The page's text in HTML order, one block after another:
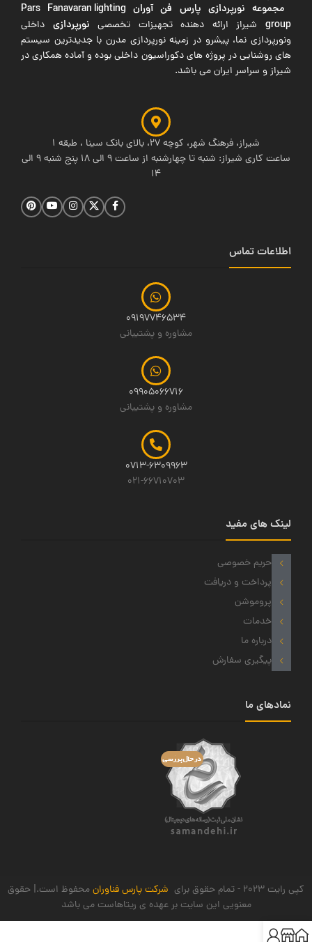
مجموعه نورپردازی پارس فن آوران Pars Fanavaran lighting
groupشیراز ارائه دهنده تجهیزات تخصصی نورپردازی داخلی
ونورپردازی نما، پیشرو در زمینه نورپردازی مدرن با جدیدترین سیستم
های روشنایی در پروژه های دکوراسیون داخلی بوده و آماده همکاری در
شیراز و سراسر ایران می باشد.
شیراز، فرهنگ شهر، کوچه 27، بالای بانک سینا ، طبقه 1
ساعت کاری شیراز: شنبه تا چهارشنبه از ساعت 9 الی 18 پنج شنبه 9 الی
14
اطلاعات تماس
09197746534
مشاوره و پشتیبانی
09905066716
مشاوره و پشتیبانی
0713-6309963
021-66710703
لینک های مفید
حریم خصوصی
پرداخت و دریافت
پروموشن
خدمات
درباره ما
پیگیری سفارش
نمادهای ما
کپی رایت 2023 - تمام حقوق برای شرکت پارس فناورانمحفوظ است.| حقوق
معنویی این سایت بر عهده ی ریتاهاست می باشد